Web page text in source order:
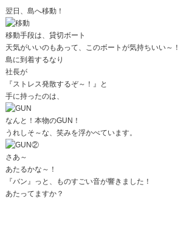
翌日、島へ移動！
移動手段は、貸切ボート
天気がいいのもあって、このボートが気持ちいい～！
島に到着するなり
社長が
『ストレス発散するぞ～！』と
手に持ったのは、
なんと！本物のGUN！
うれしそ～な、笑みを浮かべています。
さあ～
あたるかな～！
『バン』っと、ものすごい音が響きました！
あたってますか？